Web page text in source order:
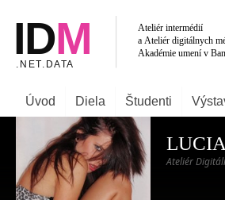
Úvod Diela Študenti
Ateliér